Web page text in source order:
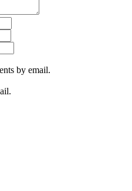
by email.